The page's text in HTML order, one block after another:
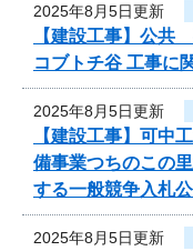
2025年8月5日更新
【建設工事】公共
コブトチ谷 工事に
2025年8月5日更新
【建設工事】可中
備事業つちのこの
する一般競争入札
2025年8月5日更新